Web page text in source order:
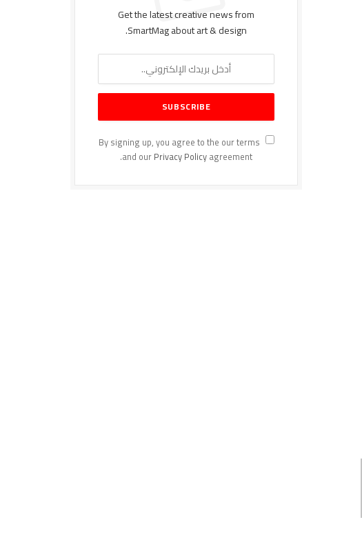
Get the latest creative news from
SmartMag about art & design.
By signing up, you agree to the our terms
and ourPrivacy Policyagreement.